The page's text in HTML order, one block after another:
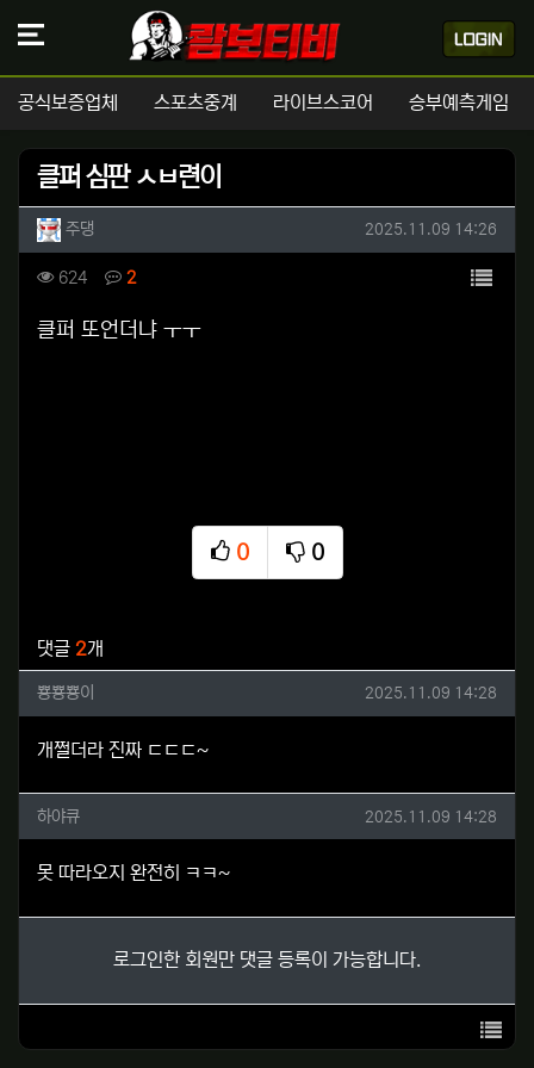
공식보증업체 스포츠중계 라이브스코어 승부예측게임
클퍼 심판 ㅅㅂ련이
작성자 정보
주댕 작성일
2025.11.09 14:26
컨텐츠 정보
624조회 2댓글 목록
본문
클퍼 또언더냐 ㅜㅜ
0
추천
0
비추천
댓글 2개
뿅뿅뿅이님의 댓글
뿅뿅뿅이 작성일
2025.11.09 14:28
개쩔더라 진짜 ㄷㄷㄷ~
하야큐님의 댓글
하야큐 작성일
2025.11.09 14:28
못 따라오지 완전히 ㅋㅋ~
로그인한 회원만 댓글 등록이 가능합니다.
목록